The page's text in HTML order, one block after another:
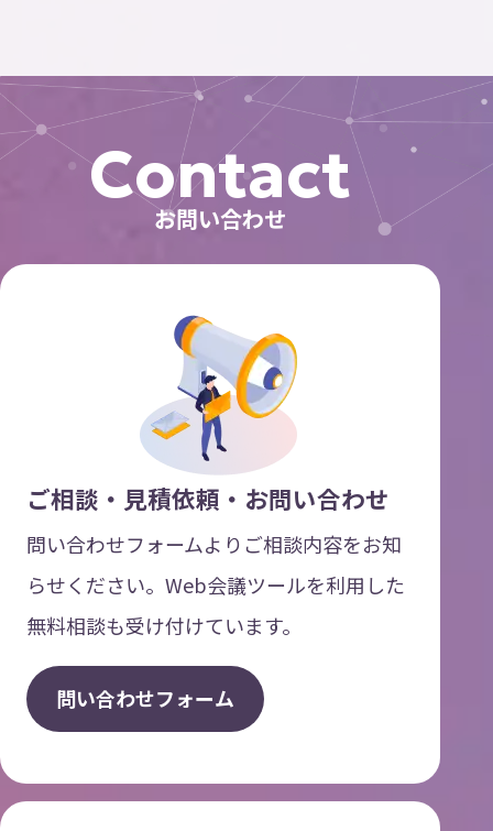
Contact
お問い合わせ
ご相談・見積依頼・お問い合わせ
問い合わせフォームよりご相談内容をお知
らせください。Web会議ツールを利用した
無料相談も受け付けています。
問い合わせフォーム